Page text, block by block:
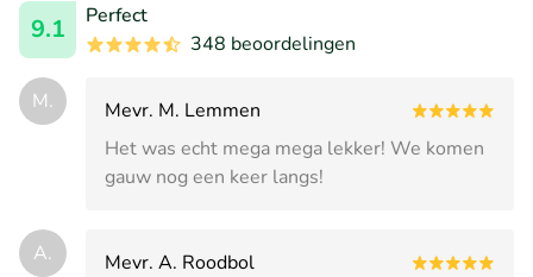
9.1
Perfect
348 beoordelingen
M.
Mevr. M. Lemmen
Het was echt mega mega lekker! We komen
gauw nog een keer langs!
A.
Mevr. A. Roodbol